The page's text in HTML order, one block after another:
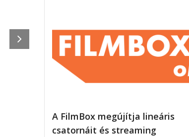
A FilmBox megújítja lineáris
csatornáit és streaming